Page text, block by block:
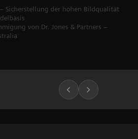
Sicherstellung der hohen Bildqualität
von Dr. Jones & Partners –